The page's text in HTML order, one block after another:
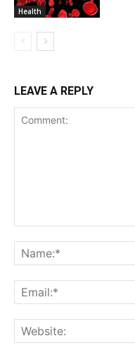
Health
LEAVE A REPLY